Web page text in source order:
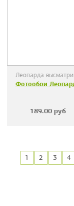
Леопарда
Фотообои
189.00 руб
1 2 3 4